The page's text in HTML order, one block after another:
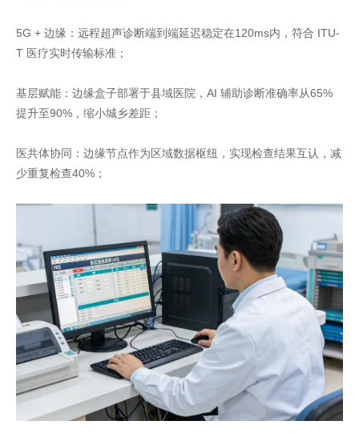
5G + 边缘：远程超声诊断端到端延迟稳定在120ms内，符合 ITU-
T 医疗实时传输标准；
基层赋能：边缘盒子部署于县域医院，AI 辅助诊断准确率从65%
提升至90%，缩小城乡差距；
医共体协同：边缘节点作为区域数据枢纽，实现检查结果互认，减
少重复检查40%；